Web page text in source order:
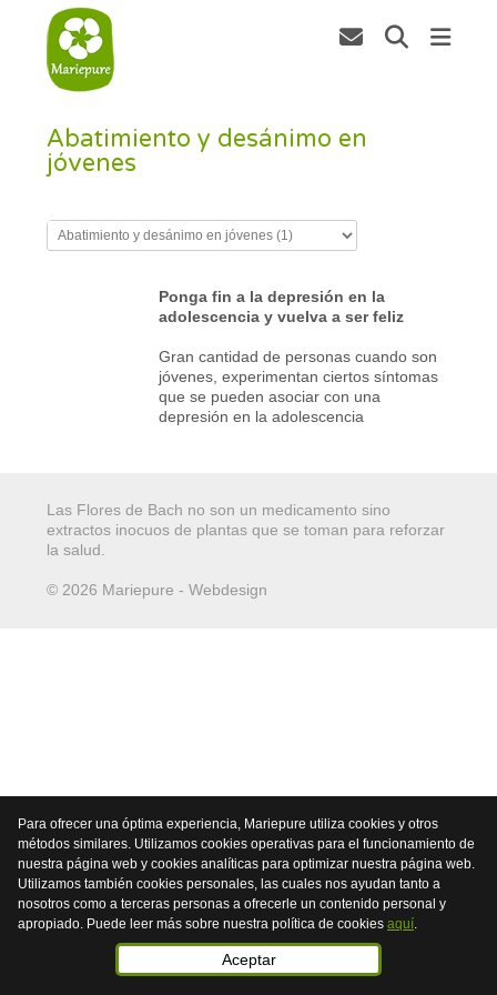
Abatimiento y desánimo en
jóvenes
Ponga fin a la depresión en la
adolescencia y vuelva a ser feliz
Gran cantidad de personas cuando son
jóvenes, experimentan ciertos síntomas
que se pueden asociar con una
depresión en la adolescencia
Las Flores de Bach no son un medicamento sino
extractos inocuos de plantas que se toman para reforzar
la salud.
© 2026 Mariepure - Webdesign
Para ofrecer una óptima experiencia, Mariepure utiliza cookies y otros
métodos similares. Utilizamos cookies operativas para el funcionamiento de
nuestra página web y cookies analíticas para optimizar nuestra página web.
Utilizamos también cookies personales, las cuales nos ayudan tanto a
nosotros como a terceras personas a ofrecerle un contenido personal y
apropiado. Puede leer más sobre nuestra política de cookies aquí
Aceptar